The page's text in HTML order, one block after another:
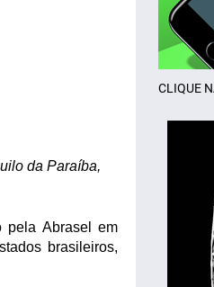
da Paraíba,
pela Abrasel em
brasileiros,
CLIQUE